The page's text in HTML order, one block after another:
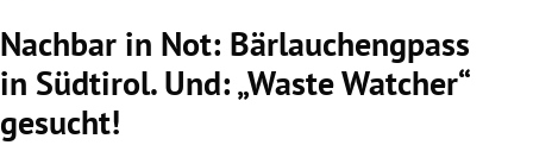
Nachbar in Not: Bärlauchengpass
in Südtirol. Und: „Waste Watcher“
gesucht!